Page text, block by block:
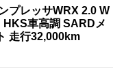
プレッサWRX 2.0 W
HKS車高調 SARDメ
走行32,000km